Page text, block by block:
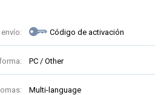
Código de activación
PC / Other
Multi-language